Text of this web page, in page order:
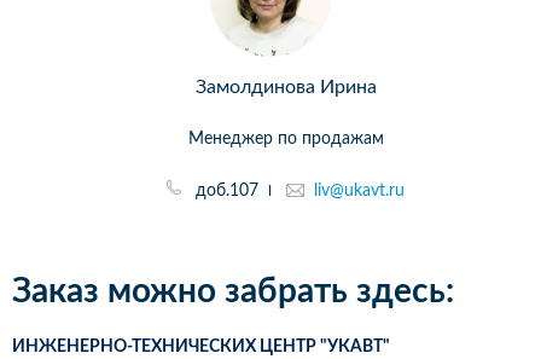
Замолдинова Ирина
Менеджер по продажам
доб.107 liv@ukavt.ru
Заказ можно забрать здесь:
ИНЖЕНЕРНО-ТЕХНИЧЕСКИХ ЦЕНТР "УКАВТ"